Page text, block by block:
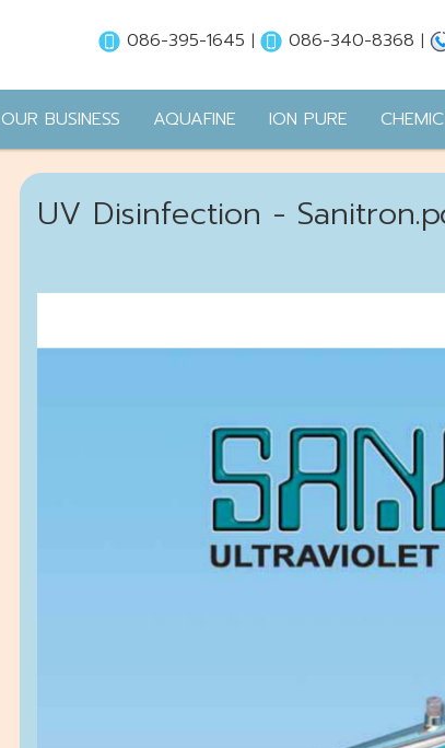
086-395-1645 | 086-340-8368 |
OUR BUSINESS AQUAFINE ION PURE
UV Disinfection -